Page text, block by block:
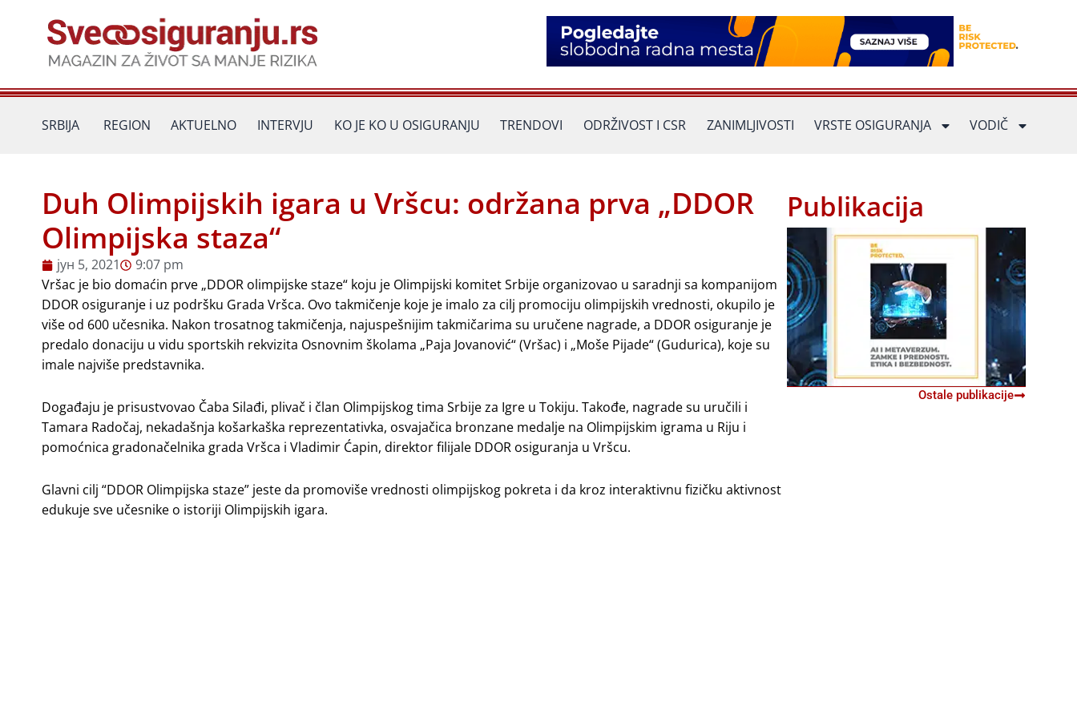
SRBIJA REGION AKTUELNO INTERVJU KO JE KO U OSIGURANJU TRENDOVI ODRŽIVOST I CSR ZANIMLJIVOSTI VRSTE OSIGURANJA VODIČ
Duh Olimpijskih igara u Vršcu: održana prva „DDOR
Olimpijska staza“
јун 5, 2021
9:07 pm
Vršac je bio domaćin prve „DDOR olimpijske staze“ koju je Olimpijski komitet Srbije organizovao u saradnji sa kompanijom
DDOR osiguranje i uz podršku Grada Vršca. Ovo takmičenje koje je imalo za cilj promociju olimpijskih vrednosti, okupilo je
više od 600 učesnika. Nakon trosatnog takmičenja, najuspešnijim takmičarima su uručene nagrade, a DDOR osiguranje je
predalo donaciju u vidu sportskih rekvizita Osnovnim školama „Paja Jovanović“ (Vršac) i „Moše Pijade“ (Gudurica), koje su
imale najviše predstavnika.
Događaju je prisustvovao Čaba Silađi, plivač i član Olimpijskog tima Srbije za Igre u Tokiju. Takođe, nagrade su uručili i
Tamara Radočaj, nekadašnja košarkaška reprezentativka, osvajačica bronzane medalje na Olimpijskim igrama u Riju i
pomoćnica gradonačelnika grada Vršca i Vladimir Ćapin, direktor filijale DDOR osiguranja u Vršcu.
Glavni cilj “DDOR Olimpijska staze” jeste da promoviše vrednosti olimpijskog pokreta i da kroz interaktivnu fizičku aktivnost
edukuje sve učesnike o istoriji Olimpijskih igara.
Publikacija
Ostale publikacije